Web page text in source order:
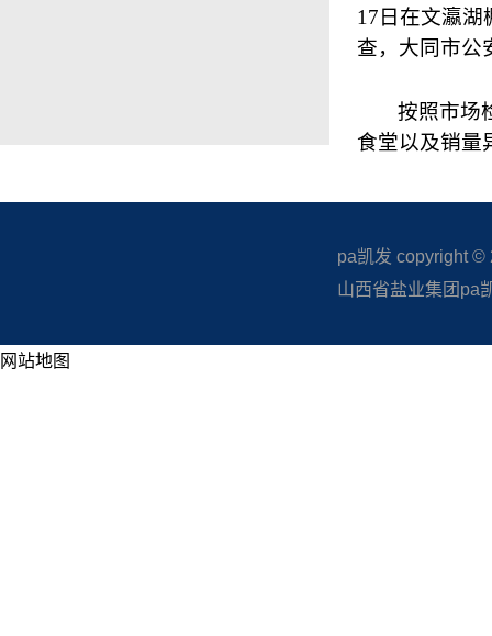
17 日 在文瀛湖
查，大同市公
按照市场
食堂以及销量
pa凯发 copyright ©
山西省盐业集团pa
网站地图